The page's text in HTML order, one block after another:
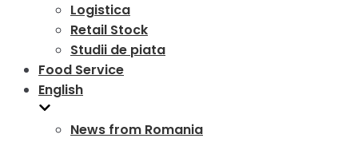
Logistica
Retail Stock
Studii de piata
Food Service
English
News from Romania